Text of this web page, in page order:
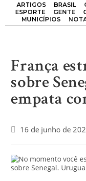
ARTIGOS BRASIL
ESPORTE
GENTE
MUNICÍPIOS
França
sobre
empata
16 de junho de